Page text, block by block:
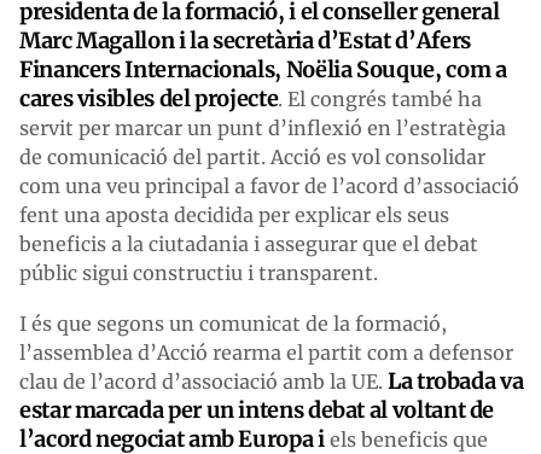
presidenta de la formació, i el conseller general
Marc Magallon i la secretària d’Estat d’Afers
Financers Internacionals, Noëlia Souque, com a
cares visibles del projecte. El congrés també ha
servit per marcar un punt d’inflexió en l’estratègia
de comunicació del partit. Acció es vol consolidar
com una veu principal a favor de l’acord d’associació
fent una aposta decidida per explicar els seus
beneficis a la ciutadania i assegurar que el debat
públic sigui constructiu i transparent.
I és que segons un comunicat de la formació,
l’assemblea d’Acció rearma el partit com a defensor
clau de l’acord d’associació amb la UE. La trobada va
estar marcada per un intens debat al voltant de
l’acord negociat amb Europa i els beneficis que